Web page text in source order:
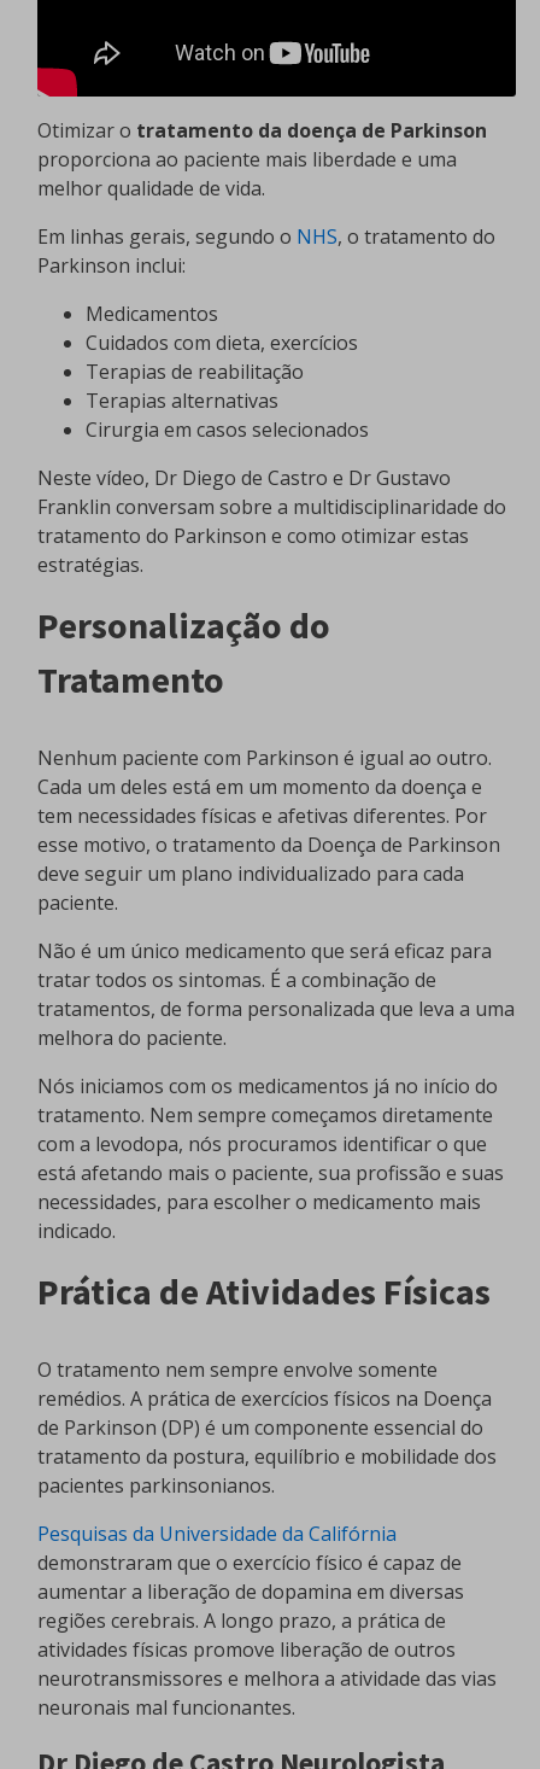
Otimizar o tratamento da doença de Parkinson
proporciona ao paciente mais liberdade e uma
melhor qualidade de vida.
Em linhas gerais, segundo o NHS, o tratamento do
Parkinson inclui:
Medicamentos
Cuidados com dieta, exercícios
Terapias de reabilitação
Terapias alternativas
Cirurgia em casos selecionados
Neste vídeo, Dr Diego de Castro e Dr Gustavo
Franklin conversam sobre a multidisciplinaridade do
tratamento do Parkinson e como otimizar estas
estratégias.
Personalização do
Tratamento
Nenhum paciente com Parkinson é igual ao outro.
Cada um deles está em um momento da doença e
tem necessidades físicas e afetivas diferentes. Por
esse motivo, o tratamento da Doença de Parkinson
deve seguir um plano individualizado para cada
paciente.
Não é um único medicamento que será eficaz para
tratar todos os sintomas. É a combinação de
tratamentos, de forma personalizada que leva a uma
melhora do paciente.
Nós iniciamos com os medicamentos já no início do
tratamento. Nem sempre começamos diretamente
com a levodopa, nós procuramos identificar o que
está afetando mais o paciente, sua profissão e suas
necessidades, para escolher o medicamento mais
indicado.
Prática de Atividades Físicas
O tratamento nem sempre envolve somente
remédios. A prática de exercícios físicos na Doença
de Parkinson (DP) é um componente essencial do
tratamento da postura, equilíbrio e mobilidade dos
pacientes parkinsonianos.
Pesquisas da Universidade da Califórnia
demonstraram que o exercício físico é capaz de
aumentar a liberação de dopamina em diversas
regiões cerebrais. A longo prazo, a prática de
atividades físicas promove liberação de outros
neurotransmissores e melhora a atividade das vias
neuronais mal funcionantes.